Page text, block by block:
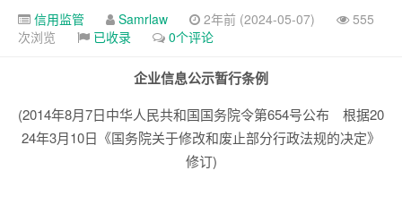
信用监管 Samrlaw 2年前 (2024-05-07)
555
次浏览
已收录 0个评论
企业信息公示暂行条例
(2014年8月7日中华人民共和国国务院令第654号公布 根据20
24年3月10日《国务院关于修改和废止部分行政法规的决定》
修订)